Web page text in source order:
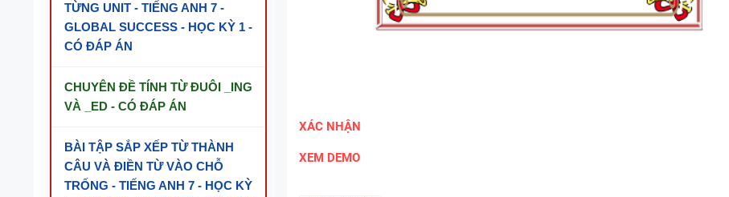
TỪNG UNIT - TIẾNG ANH 7 -
GLOBAL SUCCESS - HỌC KỲ 1 -
CÓ ĐÁP ÁN
CHUYÊN ĐỀ TÍNH TỪ ĐUÔI _ING
VÀ _ED - CÓ ĐÁP ÁN
BÀI TẬP SẮP XẾP TỪ THÀNH
CÂU VÀ ĐIỀN TỪ VÀO CHỖ
TRỐNG - TIẾNG ANH 7 - HỌC KỲ
XÁC NHẬN
XEM DEMO